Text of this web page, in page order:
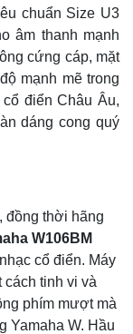
chuẩn Size U3
âm thanh mạnh
cứng cáp, mặt
mạnh mẽ trong
điển Châu Âu,
dáng cong quý
đồng thời hãng
W106BM
cổ điển. Máy
tinh vi và
phím mượt mà
Yamaha W. Hầu